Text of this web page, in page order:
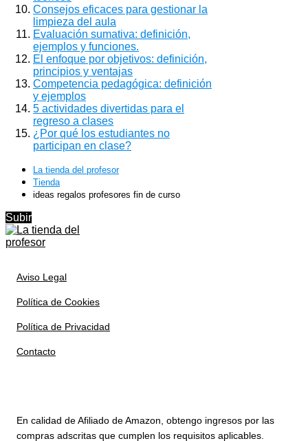
Consejos eficaces para gestionar la
limpieza del aula
Evaluación sumativa: definición,
ejemplos y funciones.
El enfoque por objetivos: definición,
principios y ventajas
Competencia pedagógica: definición
y ejemplos
5 actividades divertidas para el
regreso a clases
¿Por qué los estudiantes no
participan en clase?
La tienda del profesor
Tienda
ideas regalos profesores fin de curso
Subir
Aviso Legal
Política de Cookies
Política de Privacidad
Contacto
En calidad de Afiliado de Amazon, obtengo ingresos por las
compras adscritas que cumplen los requisitos aplicables.